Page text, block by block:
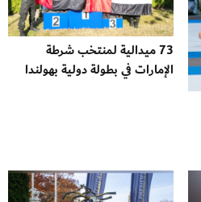
73 ميدالية لمنتخب شرطة
الإمارات في بطولة دولية بهولندا